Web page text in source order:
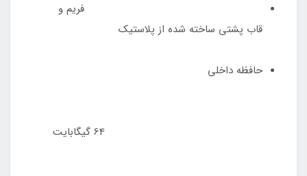
فریم و
قاب پشتی ساخته شده از پلاستیک
حافظه داخلی
64 گیگابایت